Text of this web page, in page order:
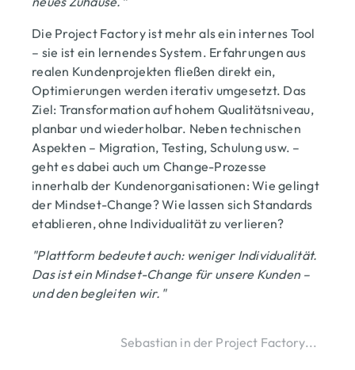
Die Project Factory ist mehr als ein internes Tool
– sie ist ein lernendes System. Erfahrungen aus
realen Kundenprojekten fließen direkt ein,
Optimierungen werden iterativ umgesetzt. Das
Ziel: Transformation auf hohem Qualitätsniveau,
planbar und wiederholbar. Neben technischen
Aspekten – Migration, Testing, Schulung usw. –
geht es dabei auch um Change-Prozesse
innerhalb der Kundenorganisationen: Wie gelingt
der Mindset-Change? Wie lassen sich Standards
etablieren, ohne Individualität zu verlieren?
"Plattform bedeutet auch: weniger Individualität.
Das ist ein Mindset-Change für unsere Kunden –
und den begleiten wir."
Sebastian in der Project Factory...